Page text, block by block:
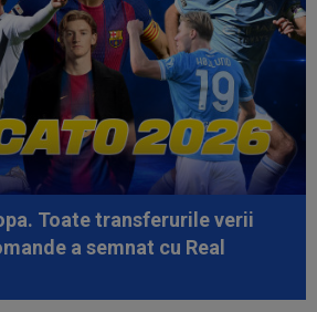
dorit de Rapid a semnat în
imediat”
de la Cupa Mondială
l-a propus pe Ștefan Baiaram în
Florin Prunea a dezvăluit cum l-a
Marius Șumudică să o...
Toate transferurile verii
a semnat cu Real